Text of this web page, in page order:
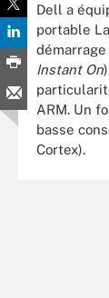
Dell a
portable
Instant On
ARM. Un
basse
Cortex).